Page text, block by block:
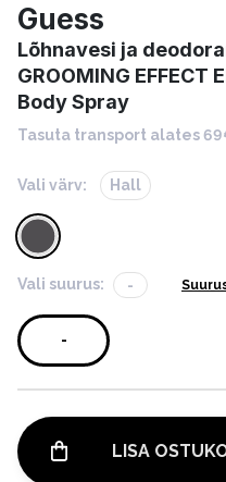
Guess
Lõhnavesi ja
GROOMING EFFECT
Body Spray
Tasuta transport alates
Vali värv: Hall
Vali suurus: -
-
LISA